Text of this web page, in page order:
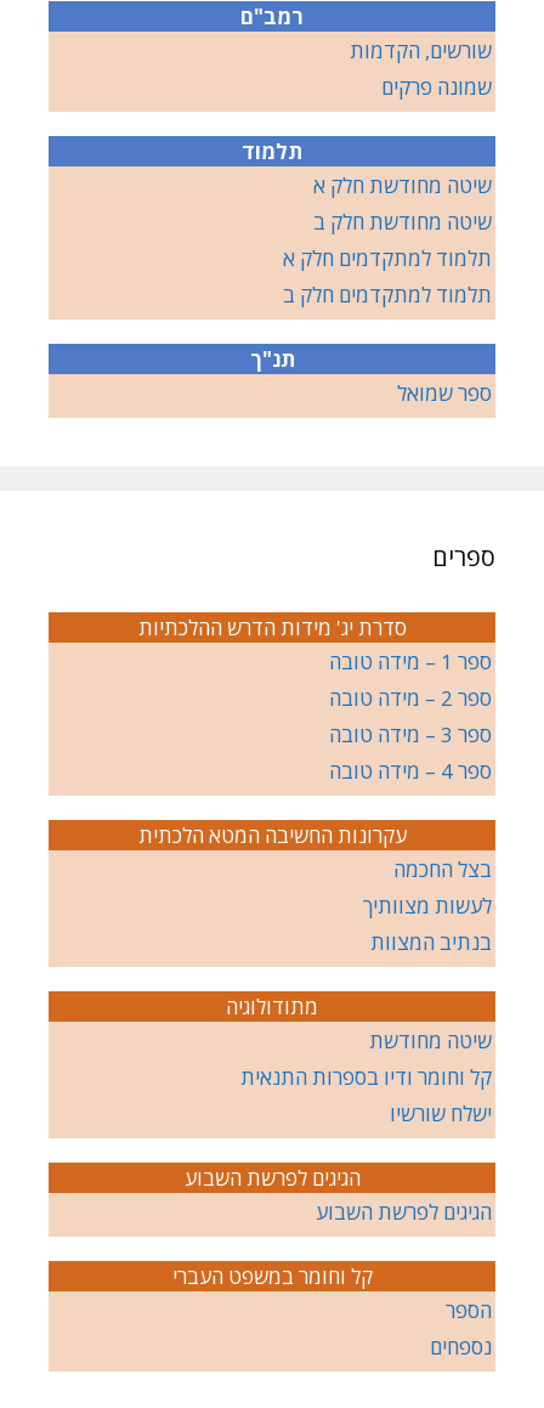
רמב"ם
שורשים, הקדמות
שמונה פרקים
תלמוד
שיטה מחודשת חלק א
שיטה מחודשת חלק ב
תלמוד למתקדמים חלק א
תלמוד למתקדמים חלק ב
תנ"ך
ספר שמואל
ספרים
סדרת יג' מידות הדרש ההלכתיות
ספר 1 – מידה טובה
ספר 2 – מידה טובה
ספר 3 – מידה טובה
ספר 4 – מידה טובה
עקרונות החשיבה המטא הלכתית
בצל החכמה
לעשות מצוותיך
בנתיב המצוות
מתודולוגיה
שיטה מחודשת
קל וחומר ודיו בספרות התנאית
ישלח שורשיו
הגיגים לפרשת השבוע
הגיגים לפרשת השבוע
קל וחומר במשפט העברי
הספר
נספחים